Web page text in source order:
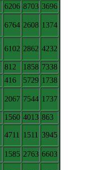
6206 8703 3696
6764 2608 1374
6102 2862 4232
812 1858 7338
416 5729 1738
2067 7544 1737
1560 4013 863
4711 1511 3945
1585 2763 6603